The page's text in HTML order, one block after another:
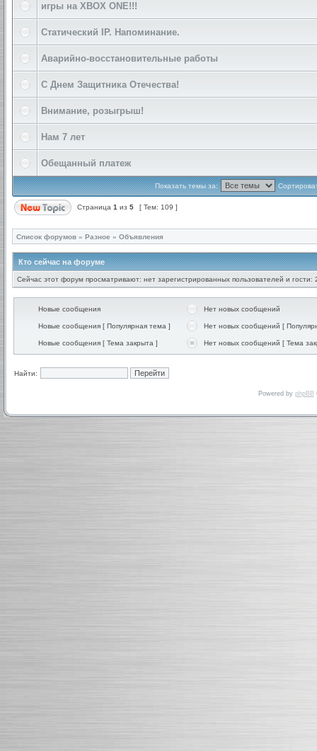
игры на XBOX ONE!!!
Статический IP. Напоминание.
Аварийно-восстановительные работы
С Днем Защитника Отечества!
Внимание, розыгрыш!
Нам 7 лет
Обещанный платеж
Показать темы за:
Страница 1 из 5 [ Тем: 109 ]
Список форумов » Разное » Объявления
Кто сейчас на форуме
Сейчас этот форум просматривают: нет зарегистрированных пользователей и гости:
Новые сообщения Нет новых сообщений
Новые сообщения [ Популярная тема ] Нет новых сообщений [
Новые сообщения [ Тема закрыта ] Нет новых сообщений [ Тема
Найти:
Powered by phpBB